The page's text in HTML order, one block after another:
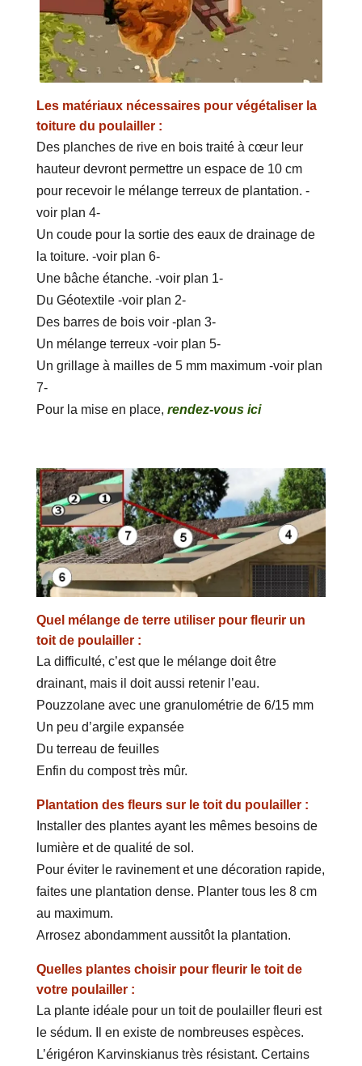
Les matériaux nécessaires pour végétaliser la
toiture du poulailler :
Des planches de rive en bois traité à cœur leur
hauteur devront permettre un espace de 10 cm
pour recevoir le mélange terreux de plantation. -
voir plan 4-
Un coude pour la sortie des eaux de drainage de
la toiture. -voir plan 6-
Une bâche étanche. -voir plan 1-
Du Géotextile -voir plan 2-
Des barres de bois voir -plan 3-
Un mélange terreux -voir plan 5-
Un grillage à mailles de 5 mm maximum -voir plan
7-
Pour la mise en place, rendez-vous ici
Quel mélange de terre utiliser pour fleurir un
toit de poulailler :
La difficulté, c’est que le mélange doit être
drainant, mais il doit aussi retenir l’eau.
Pouzzolane avec une granulométrie de 6/15 mm
Un peu d’argile expansée
Du terreau de feuilles
Enfin du compost très mûr.
Plantation des fleurs sur le toit du poulailler :
Installer des plantes ayant les mêmes besoins de
lumière et de qualité de sol.
Pour éviter le ravinement et une décoration rapide,
faites une plantation dense. Planter tous les 8 cm
au maximum.
Arrosez abondamment aussitôt la plantation.
Quelles plantes choisir pour fleurir le toit de
votre poulailler :
La plante idéale pour un toit de poulailler fleuri est
le sédum. Il en existe de nombreuses espèces.
L’érigéron Karvinskianus très résistant. Certains